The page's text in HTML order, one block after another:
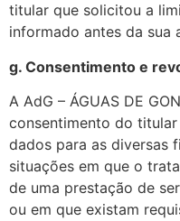
titular que solicitou a
informado antes da sua
g. Consentimento e
A AdG – ÁGUAS DE
consentimento do
dados para as diversas
situações em que o
de uma prestação de
ou em que existam